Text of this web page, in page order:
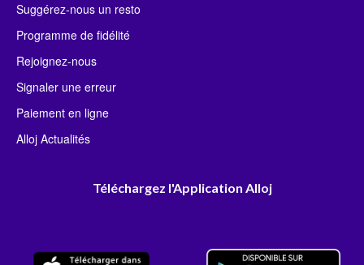
Suggérez-nous un resto
Programme de fidélité
Rejoignez-nous
Signaler une erreur
Paiement en ligne
Alloj Actualités
Téléchargez l'Application Alloj